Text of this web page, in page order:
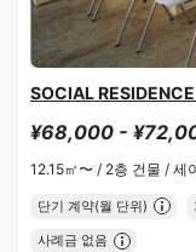
SOCIAL
¥68,000 -
12.15㎡〜 / 2층 건물 / 세
단기 계약(월 단위)
사례금 없음